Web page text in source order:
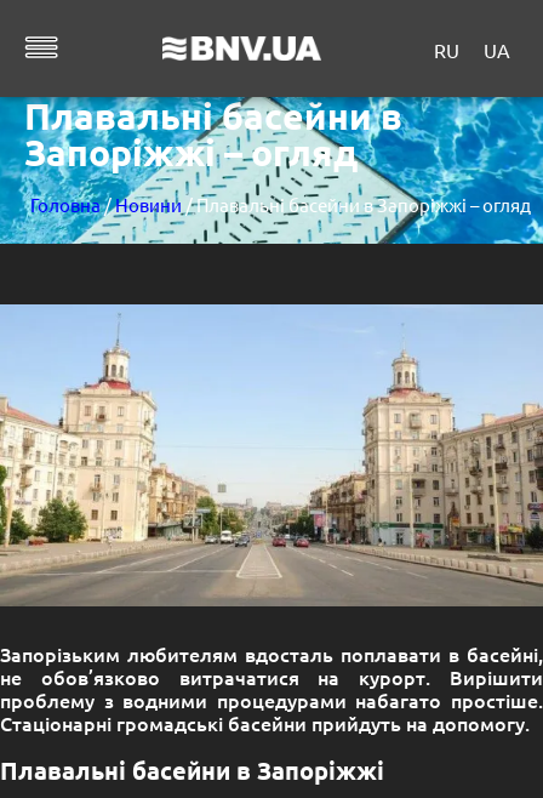
RU UA
Плавальні басейни в
Запоріжжі – огляд
Головна/Новини / Плавальні басейни в Запоріжжі – огляд
Запорізьким любителям вдосталь поплавати в басейні,
не обов’язково витрачатися на курорт. Вирішити
проблему з водними процедурами набагато простіше.
Стаціонарні громадські басейни прийдуть на допомогу.
Плавальні басейни в Запоріжжі